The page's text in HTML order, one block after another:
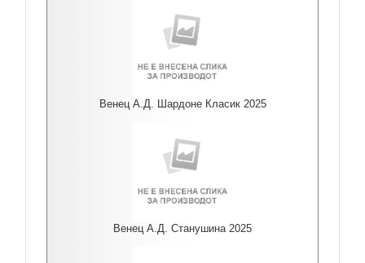
Венец А.Д. Шардоне Класик 2025
Венец А.Д. Станушина 2025